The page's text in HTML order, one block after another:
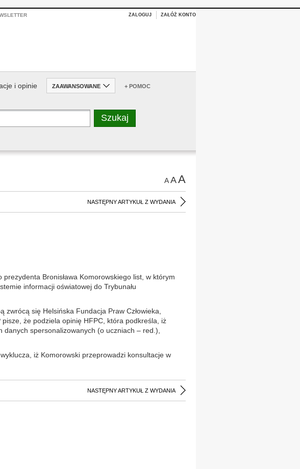
ZALOGUJ ZAŁÓŻ KONTO
i opinie ZAAWANSOWANE + POMOC
AAA
NASTĘPNY ARTYKUŁ Z WYDANIA
prezydenta Bronisława Komorowskiego list, w którym
informacji oświatowej do Trybunału
zwrócą się Helsińska Fundacja Praw Człowieka,
że podziela opinię HFPC, która podkreśla, iż
danych spersonalizowanych (o uczniach – red.),
iż Komorowski przeprowadzi konsultacje w
NASTĘPNY ARTYKUŁ Z WYDANIA